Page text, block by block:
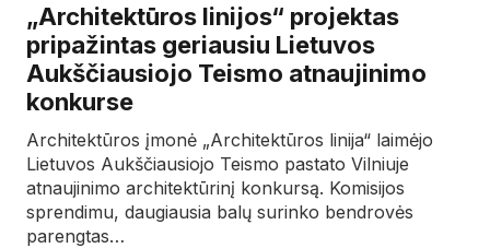
„Architektūros linijos“ projektas
pripažintas geriausiu Lietuvos
Aukščiausiojo Teismo atnaujinimo
konkurse
Architektūros įmonė „Architektūros linija“ laimėjo
Lietuvos Aukščiausiojo Teismo pastato Vilniuje
atnaujinimo architektūrinį konkursą. Komisijos
sprendimu, daugiausia balų surinko bendrovės
parengtas…